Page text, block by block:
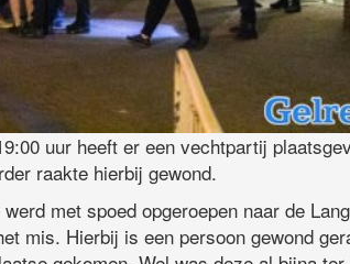
uur heeft er een vechtpartij
raakte hierbij gewond.
met spoed opgeroepen naar de
mis. Hierbij is een persoon gewond